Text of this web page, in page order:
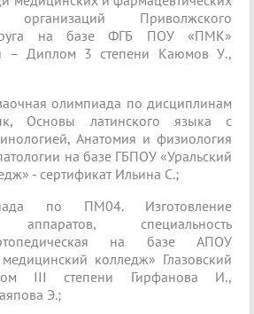
организаций Приволжского
на базе ФГБ ПОУ «ПМК»
– Диплом 3 степени Каюмов У.,
олимпиада по дисциплинам
Основы латинского языка с
Анатомия и физиология
на базе ГБПОУ «Уральский
- сертификат Ильина С.;
по ПМ04. Изготовление
аппаратов, специальность
на базе АПОУ
колледж» Глазовский
III степени Гирфанова И.,
Э.;